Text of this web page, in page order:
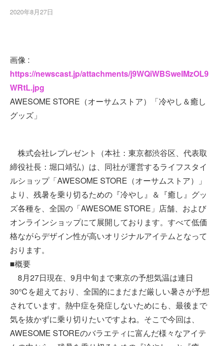
2020年8月27日
画像 :
https://newscast.jp/attachments/j9WQiWBSweIMzOL9
WRtL.jpg
AWESOME STORE（オーサムストア）「冷やし＆癒し
グッズ」
株式会社レプレゼント（本社：東京都渋谷区、代表取
締役社長：堀口靖弘）は、同社が運営するライフスタイ
ルショップ「AWESOME STORE（オーサムストア）」
より、残暑を乗り切るための『冷やし』＆『癒し』グッ
ズ各種を、全国の「AWESOME STORE」店舗、および
オンラインショップにて展開しております。すべて低価
格ながらデザイン性が高いオリジナルアイテムとなって
おります。
■概要
8月27日現在、9月中旬まで東京の予想気温は連日
30℃を超えており、全国的にまだまだ厳しい暑さが予想
されています。熱中症を発症しないためにも、最後まで
気を抜かずに乗り切りたいですよね。そこで今回は、
AWESOME STOREのバラエティに富んだ様々なアイテ